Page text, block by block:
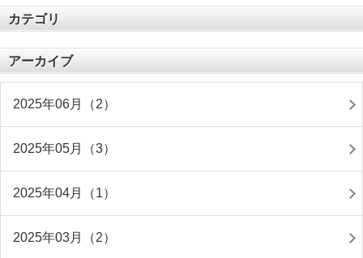
カテゴリ
アーカイブ
2025年06月（2）
2025年05月（3）
2025年04月（1）
2025年03月（2）